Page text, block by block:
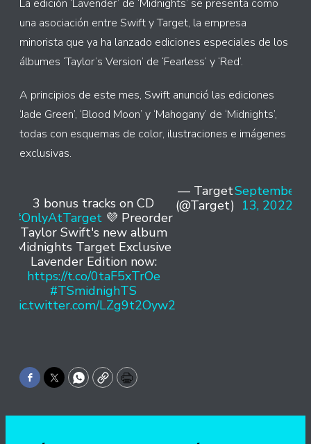
La edición ‘Lavender’ de ‘Midnights’ se presenta como
una asociación entre Swift y Target, la empresa
minorista que ya ha lanzado ediciones especiales de los
álbumes ‘Taylor’s Version’ de ‘Fearless’ y ‘Red’.
A principios de este mes, Swift anunció las ediciones
‘Jade Green’, ‘Blood Moon’ y ‘Mahogany’ de ‘Midnights’,
todas con esquemas de color, ilustraciones e imágenes
exclusivas.
3 bonus tracks on CD
#OnlyAtTarget 💜 Preorder
Taylor Swift's new album
Midnights Target Exclusive
Lavender Edition now:
https://t.co/0taF5xTrOe
#TSmidnighTS
pic.twitter.com/LZg9t2Oyw2
— Target
(@Target)
September
13, 2022
Facebook
TwitterWhatsApp
CopyPrint